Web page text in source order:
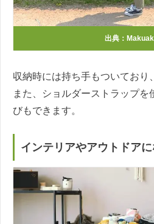
出典：
収納時には持ち手もついており
また、ショルダーストラップを
びもできます。
インテリアやアウトドア